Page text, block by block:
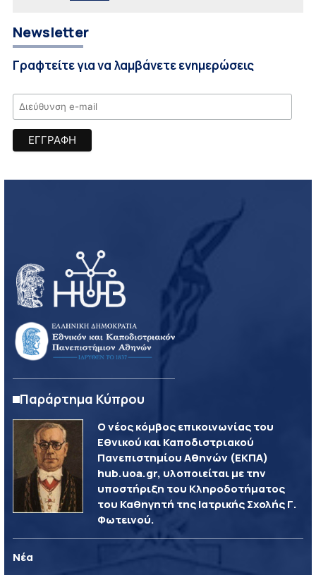
Newsletter
Γραφτείτε για να λαμβάνετε ενημερώσεις
Παράρτημα Κύπρου
Ο νέος κόμβος επικοινωνίας του
Εθνικού και Καποδιστριακού
Πανεπιστημίου Αθηνών (ΕΚΠΑ)
hub.uoa.gr, υλοποιείται με την
υποστήριξη του Κληροδοτήματος
του Καθηγητή της Ιατρικής Σχολής Γ.
Φωτεινού.
Νέα